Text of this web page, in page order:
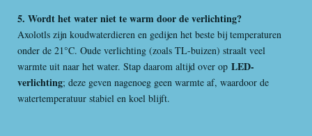
5. Wordt het water niet te warm door de verlichting?
Axolotls zijn koudwaterdieren en gedijen het beste bij temperaturen
onder de 21°C. Oude verlichting (zoals TL-buizen) straalt veel
warmte uit naar het water. Stap daarom altijd over op LED-
verlichting; deze geven nagenoeg geen warmte af, waardoor de
watertemperatuur stabiel en koel blijft.